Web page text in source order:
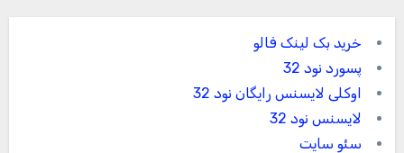
خرید بک لینک فالو
پسورد نود 32
اوکلی لایسنس رایگان نود 32
لایسنس نود 32
سئو سایت